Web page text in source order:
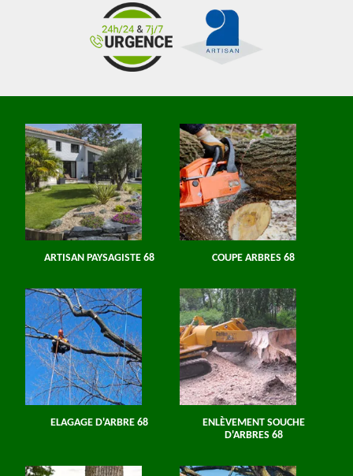
ARTISAN PAYSAGISTE 68 COUPE ARBRES 68
ELAGAGE D'ARBRE 68
ENLÈVEMENT SOUCHE
D'ARBRES 68